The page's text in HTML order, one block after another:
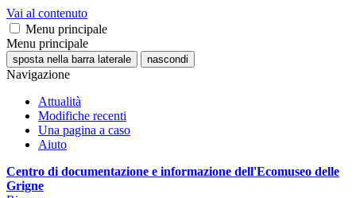
Vai al contenuto
Menu principale
Menu principale
sposta nella barra laterale nascondi
Navigazione
Attualità
Modifiche recenti
Una pagina a caso
Aiuto
Centro di documentazione e informazione dell'Ecomuseo delle
Grigne